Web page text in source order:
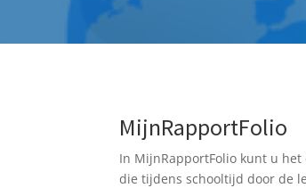
MijnRapportFolio
In MijnRapportFolio kunt u
die tijdens schooltijd door de